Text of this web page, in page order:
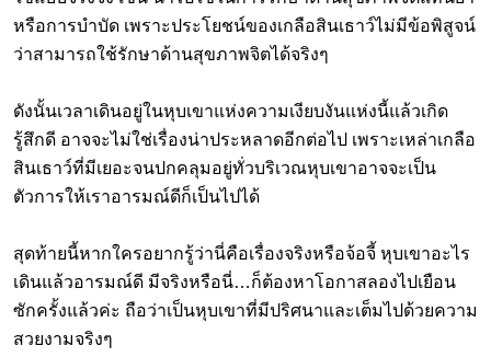
หรือการบำบัด เพราะประโยชน์ของเกลือสินเธาว์ไม่มีข้อพิสูจน์
ว่าสามารถใช้รักษาด้านสุขภาพจิตได้จริงๆ
ดังนั้นเวลาเดินอยู่ในหุบเขาแห่งความเงียบงันแห่งนี้แล้วเกิด
รู้สึกดี อาจจะไม่ใช่เรื่องน่าประหลาดอีกต่อไป เพราะเหล่าเกลือ
สินเธาว์ที่มีเยอะจนปกคลุมอยู่ทั่วบริเวณหุบเขาอาจจะเป็น
ตัวการให้เราอารมณ์ดีก็เป็นไปได้
สุดท้ายนี้หากใครอยากรู้ว่านี่คือเรื่องจริงหรือจ้อจี้ หุบเขาอะไร
เดินแล้วอารมณ์ดี มีจริงหรือนี่…ก็ต้องหาโอกาสลองไปเยือน
ซักครั้งแล้วค่ะ ถือว่าเป็นหุบเขาที่มีปริศนาและเต็มไปด้วยความ
สวยงามจริงๆ